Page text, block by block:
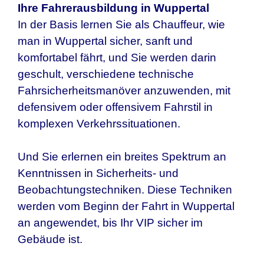
Ihre Fahrerausbildung in Wuppertal
In der Basis lernen Sie als Chauffeur, wie
man in Wuppertal sicher, sanft und
komfortabel fährt, und Sie werden darin
geschult, verschiedene technische
Fahrsicherheitsmanöver anzuwenden, mit
defensivem oder offensivem Fahrstil in
komplexen Verkehrssituationen.
Und Sie erlernen ein breites Spektrum an
Kenntnissen in Sicherheits- und
Beobachtungstechniken. Diese Techniken
werden vom Beginn der Fahrt in Wuppertal
an angewendet, bis Ihr VIP sicher im
Gebäude ist.